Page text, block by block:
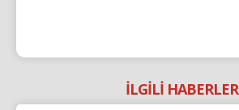
İLGİLİ HABERLER